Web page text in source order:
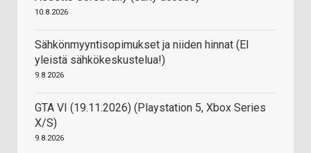
10.8.2026
Sähkönmyyntisopimukset ja niiden hinnat (EI
yleistä sähkökeskustelua!)
9.8.2026
GTA VI (19.11.2026) (Playstation 5, Xbox Series
X/S)
9.8.2026